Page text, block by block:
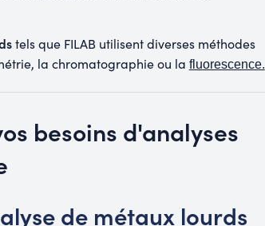
tels que FILAB utilisent diverses méthodes
la chromatographie ou la fluorescence.
besoins d'analyses
de métaux lourds